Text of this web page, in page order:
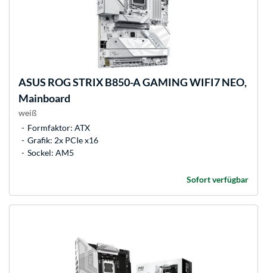
ASUS ROG STRIX B850-A GAMING WIFI7 NEO,
Mainboard
weiß
Formfaktor: ATX
Grafik: 2x PCIe x16
Sockel: AM5
Sofort verfügbar